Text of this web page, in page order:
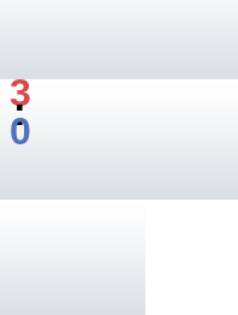
3
:
0